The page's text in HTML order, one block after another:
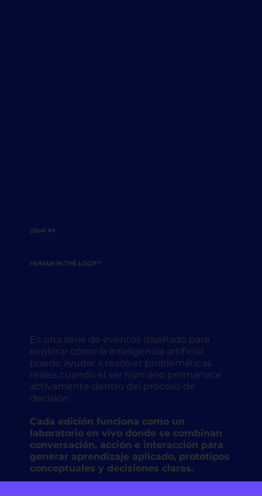
¿Qué es
HUMAN IN THE LOOP?
Es una serie de eventos diseñado para
explorar cómo la inteligencia artificial
puede ayudar a resolver problemáticas
reales cuando el ser humano permanece
activamente dentro del proceso de
decisión.
Cada edición funciona como un
laboratorio en vivo donde se combinan
conversación, acción e interacción para
generar aprendizaje aplicado, prototipos
conceptuales y decisiones claras.